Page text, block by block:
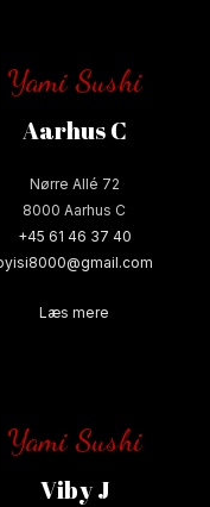
Yami Sushi
Aarhus C
Nørre Allé 72
8000 Aarhus C
+45 61 46 37 40
Læs mere
Yami Sushi
Viby J